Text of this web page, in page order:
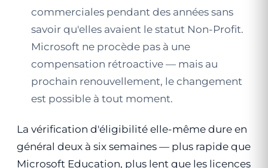
commerciales pendant des années sans
savoir qu'elles avaient le statut Non-Profit.
Microsoft ne procède pas à une
compensation rétroactive — mais au
prochain renouvellement, le changement
est possible à tout moment.
La vérification d'éligibilité elle-même dure en
général deux à six semaines — plus rapide que
Microsoft Education, plus lent que les licences